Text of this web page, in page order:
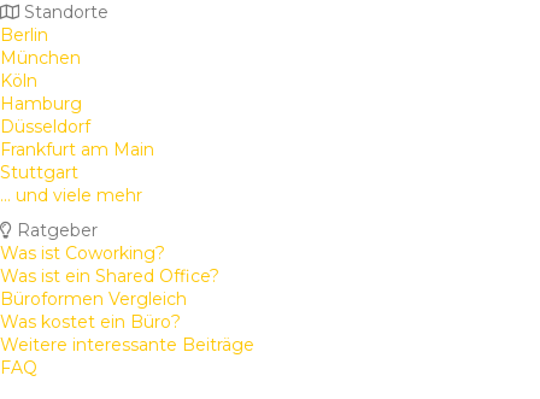
Standorte
Berlin
München
Köln
Hamburg
Düsseldorf
Frankfurt am Main
Stuttgart
... und viele mehr
Ratgeber
Was ist Coworking?
Was ist ein Shared Office?
Büroformen Vergleich
Was kostet ein Büro?
Weitere interessante Beiträge
FAQ